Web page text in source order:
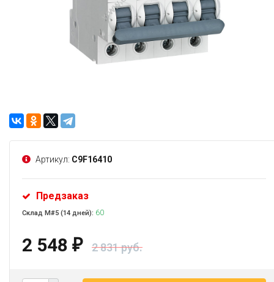
Артикул: C9F16410
Предзаказ
Склад М#5 (14 дней): 60
2 548 ₽ 2 831 руб.